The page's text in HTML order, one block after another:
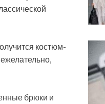
костюм-
брюки и